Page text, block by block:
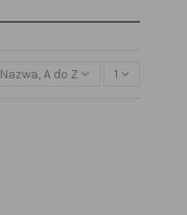
Nazwa, A do Z 1